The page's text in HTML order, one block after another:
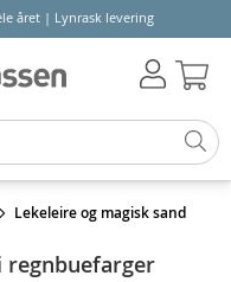
året | Lynrask levering
Lekeleire og magisk sand
regnbuefarger